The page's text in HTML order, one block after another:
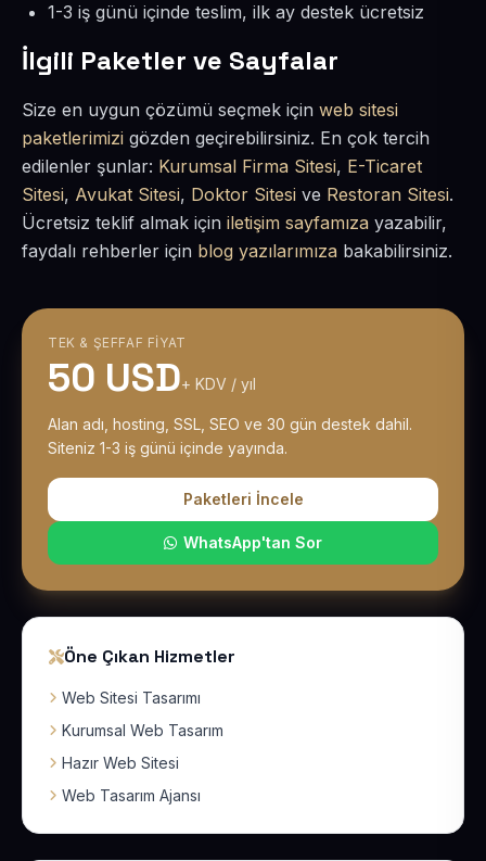
1-3 iş günü içinde teslim, ilk ay destek ücretsiz
İlgili Paketler ve Sayfalar
Size en uygun çözümü seçmek için web sitesi
paketlerimizi gözden geçirebilirsiniz. En çok tercih
edilenler şunlar: Kurumsal Firma Sitesi, E-Ticaret
Sitesi, Avukat Sitesi, Doktor Sitesi ve Restoran Sitesi.
Ücretsiz teklif almak için iletişim sayfamıza yazabilir,
faydalı rehberler için blog yazılarımıza bakabilirsiniz.
TEK & ŞEFFAF FIYAT
50 USD+ KDV / yıl
Alan adı, hosting, SSL, SEO ve 30 gün destek dahil.
Siteniz 1-3 iş günü içinde yayında.
Paketleri İncele
WhatsApp'tan Sor
Öne Çıkan Hizmetler
Web Sitesi Tasarımı
Kurumsal Web Tasarım
Hazır Web Sitesi
Web Tasarım Ajansı